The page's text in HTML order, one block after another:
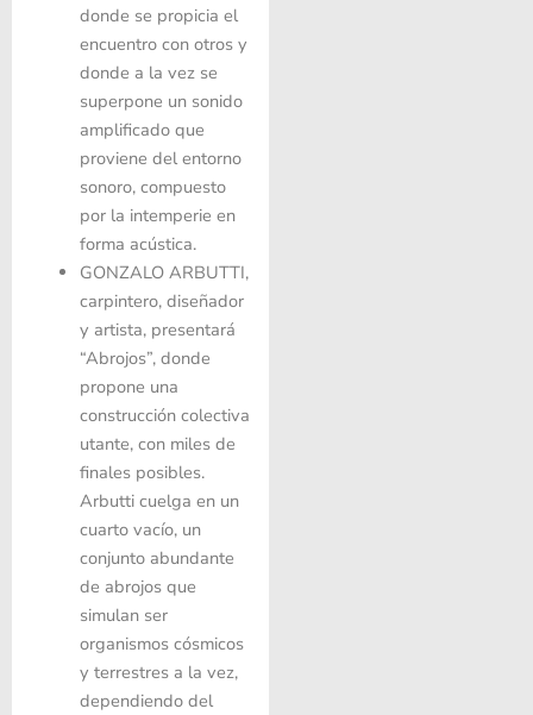
donde se propicia el
encuentro con otros y
donde a la vez se
superpone un sonido
amplificado que
proviene del entorno
sonoro, compuesto
por la intemperie en
forma acústica.
GONZALO ARBUTTI,
carpintero, diseñador
y artista, presentará
“Abrojos”, donde
propone una
construcción colectiva
utante, con miles de
finales posibles.
Arbutti cuelga en un
cuarto vacío, un
conjunto abundante
de abrojos que
simulan ser
organismos cósmicos
y terrestres a la vez,
dependiendo del